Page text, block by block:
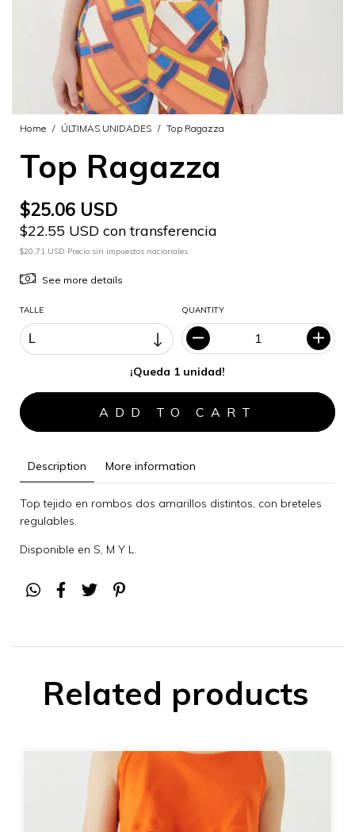
Home / ÚLTIMAS UNIDADES / Top Ragazza
Top Ragazza
$25.06 USD
$22.55 USD con transferencia
$20.71 USD Precio sin impuestos nacionales
See more details
TALLE QUANTITY
¡Queda 1 unidad!
Description More information
Top tejido en rombos dos amarillos distintos, con breteles
regulables.
Disponible en S, M Y L.
Related products